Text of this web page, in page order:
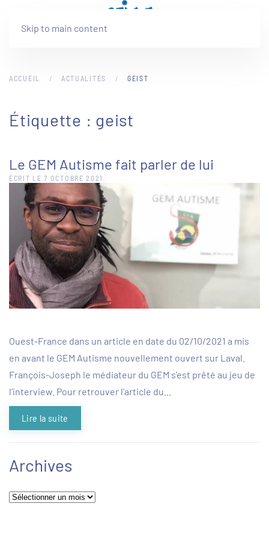
Skip to main content
ACCUEIL ACTUALITÉS GEIST
Étiquette : geist
Le GEM Autisme fait parler de lui
ÉCRIT LE7 OCTOBRE 2021 .
Ouest-France dans un article en date du 02/10/2021 a mis
en avant le GEM Autisme nouvellement ouvert sur Laval.
François-Joseph le médiateur du GEM s’est prêté au jeu de
l’interview. Pour retrouver l’article du...
Lire la suite
Archives
Archives